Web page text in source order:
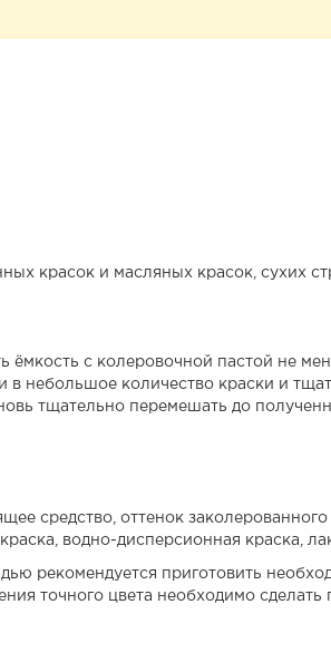
красок и масляных красок, сухих
ёмкость с колеровочной пастой не
в небольшое количество краски и
тщательно перемешать до
средство, оттенок
водно-дисперсионная краска,
рекомендуется приготовить
точного цвета необходимо